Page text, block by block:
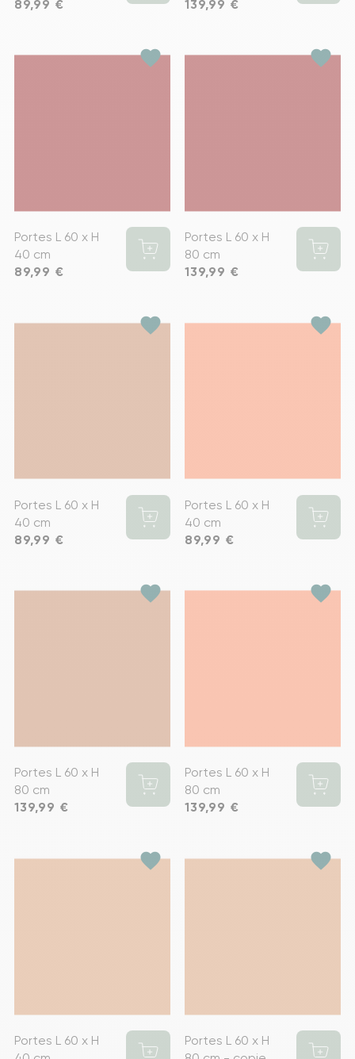
Prix
89,99 € Prix
139,99 €
favorite
Portes L 60 x H
40 cm
Prix
89,99 €
favorite
Portes L 60 x H
80 cm
Prix
139,99 €
favorite
Portes L 60 x H
40 cm
Prix
89,99 €
favorite
Portes L 60 x H
40 cm
Prix
89,99 €
favorite
Portes L 60 x H
80 cm
Prix
139,99 €
favorite
Portes L 60 x H
80 cm
Prix
139,99 €
favorite
Portes L 60 x H
favorite
Portes L 60 x H